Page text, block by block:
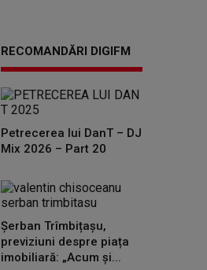
RECOMANDĂRI DIGIFM
Petrecerea lui DanT – DJ
Mix 2026 – Part 20
Șerban Trîmbițașu,
previziuni despre piața
imobiliară: „Acum și...